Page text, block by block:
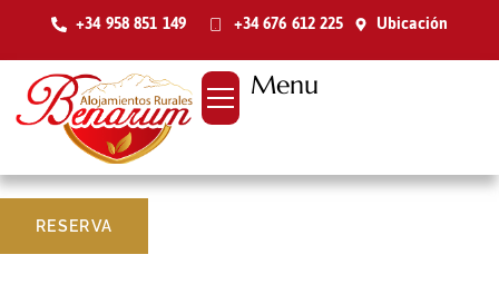
+34 958 851 149 +34 676 612 225 Ubicación
Menu
RESERVA